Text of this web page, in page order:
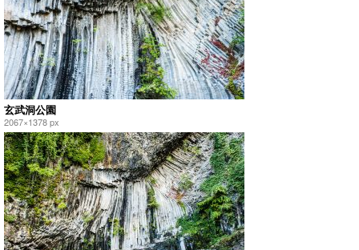
玄武洞公園
2067×1378 px